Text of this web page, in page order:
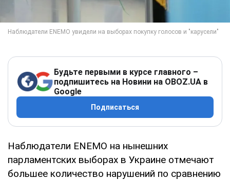
Будьте первыми в курсе главного –
подпишитесь на Новини на OBOZ.UA в
Google
Подписаться
Наблюдатели ENEMO на нынешних
парламентских выборах в Украине отмечают
большее количество нарушений по сравнению